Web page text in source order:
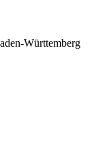
Württemberg